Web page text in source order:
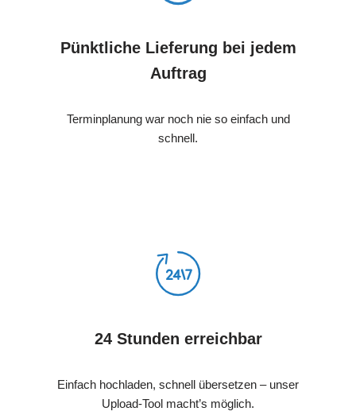
Pünktliche Lieferung bei jedem
Auftrag
Terminplanung war noch nie so einfach und
schnell.
24 Stunden erreichbar
Einfach hochladen, schnell übersetzen – unser
Upload-Tool macht’s möglich.